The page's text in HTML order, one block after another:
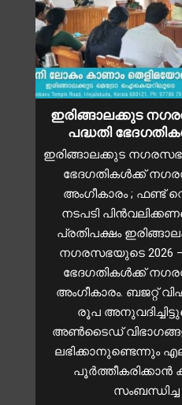
ഇരിങ്ങാലക്കുട
പദ്ധതി
ഇരിങ്ങാലക്കുട
ഭേദഗതികൾക്ക്
അംഗീകാരം ; ഫണ്ട്
നടപടി
പ്രതിപക്ഷം
നഗരസഭയുടെ 2026 –
ഭേദഗതികൾക്ക്
അംഗീകാരം. ബജറ്റ്
രൂപ
അൺടൈഡ്
ലഭിക്കാനുണ്ടെന്നും
പൂർത്തീകരിക്കാൻ